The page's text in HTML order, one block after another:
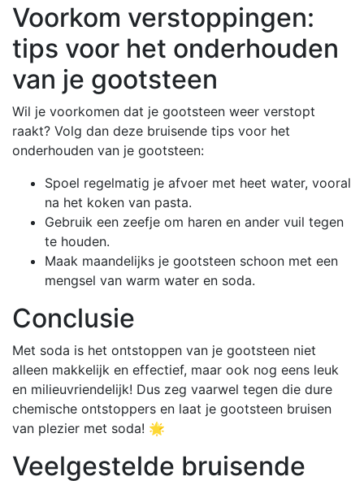
Voorkom verstoppingen:
tips voor het onderhouden
van je gootsteen
Wil je voorkomen dat je gootsteen weer verstopt
raakt? Volg dan deze bruisende tips voor het
onderhouden van je gootsteen:
Spoel regelmatig je afvoer met heet water, vooral
na het koken van pasta.
Gebruik een zeefje om haren en ander vuil tegen
te houden.
Maak maandelijks je gootsteen schoon met een
mengsel van warm water en soda.
Conclusie
Met soda is het ontstoppen van je gootsteen niet
alleen makkelijk en effectief, maar ook nog eens leuk
en milieuvriendelijk! Dus zeg vaarwel tegen die dure
chemische ontstoppers en laat je gootsteen bruisen
van plezier met soda! 🌟
Veelgestelde bruisende